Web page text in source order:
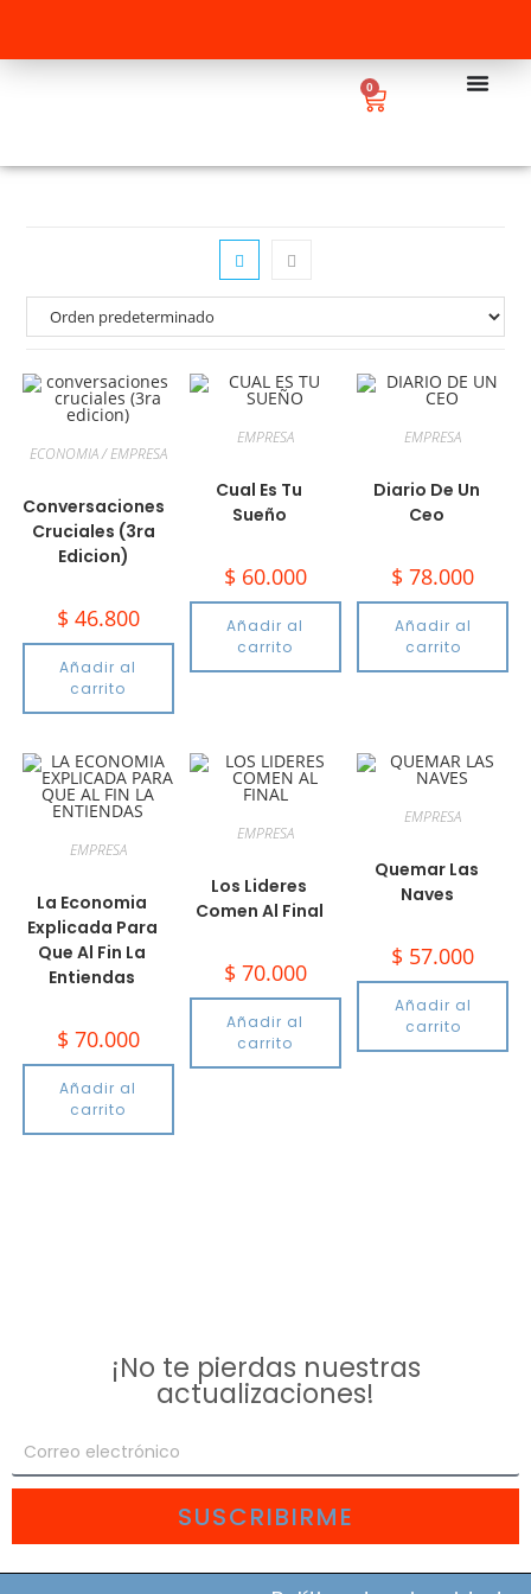
0
ECONOMIA / EMPRESA
Conversaciones
Cruciales (3ra
Edicion)
$ 46.800
Añadir al
carrito
EMPRESA
Cual Es Tu
Sueño
$ 60.000
Añadir al
carrito
EMPRESA
Diario De Un
Ceo
$ 78.000
Añadir al
carrito
EMPRESA
La Economia
Explicada Para
Que Al Fin La
Entiendas
$ 70.000
Añadir al
carrito
EMPRESA
Los Lideres
Comen Al Final
$ 70.000
Añadir al
carrito
EMPRESA
Quemar Las
Naves
$ 57.000
Añadir al
carrito
¡No te pierdas nuestras
actualizaciones!
SUSCRIBIRME